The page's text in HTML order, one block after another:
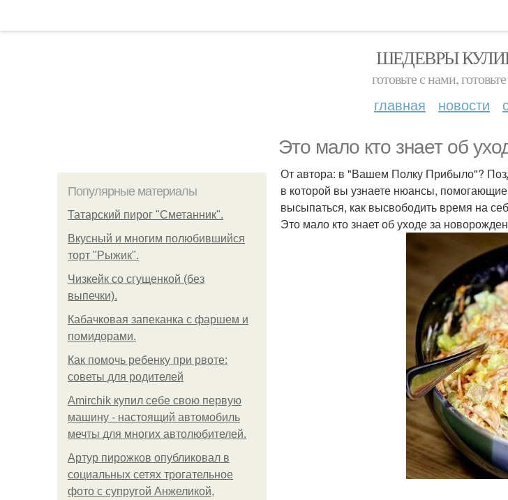
ШЕДЕВРЫ
готовьте с нами,
главная новости
Это мало кто знает об
Популярные материалы
Татарский пирог "Сметанник".
Вкусный и многим полюбившийся
торт "Рыжик".
Чизкейк со сгущенкой (без
выпечки).
Кабачковая запеканка с фаршем и
помидорами.
Как помочь ребенку при рвоте:
советы для родителей
Amirchik купил себе свою первую
машину - настоящий автомобиль
мечты для многих автолюбителей.
Артур пирожков опубликовал в
социальных сетях трогательное
фото с супругой Анжеликой,
От автора: в "Вашем Полку Прибыло"?
в которой вы узнаете нюансы,
высыпаться, как высвободить время на
Это мало кто знает об уходе за